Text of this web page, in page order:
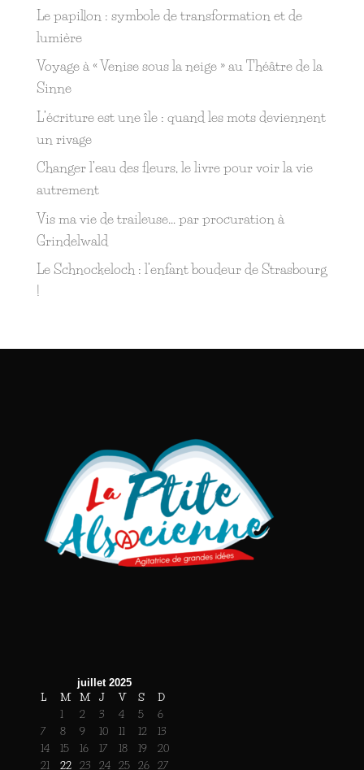
Le papillon : symbole de transformation et de
lumière
Voyage à « Venise sous la neige » au Théâtre de la
Sinne
L’écriture est une île : quand les mots deviennent
un rivage
Changer l’eau des fleurs, le livre pour voir la vie
autrement
Vis ma vie de traileuse… par procuration à
Grindelwald
Le Schnockeloch : l’enfant boudeur de Strasbourg
!
juillet 2025
L M M J V S
D
1
2 3 4 5
6
7
8 9 10 11 12
13
14
15 16 17 18 19
20
21
22 23 24 25 26 27